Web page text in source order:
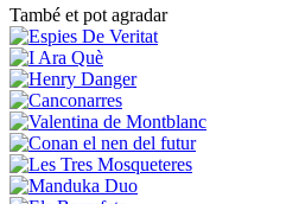
També et pot agradar